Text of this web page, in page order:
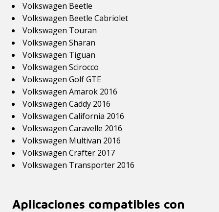
Volkswagen Beetle
Volkswagen Beetle Cabriolet
Volkswagen Touran
Volkswagen Sharan
Volkswagen Tiguan
Volkswagen Scirocco
Volkswagen Golf GTE
Volkswagen Amarok 2016
Volkswagen Caddy 2016
Volkswagen California 2016
Volkswagen Caravelle 2016
Volkswagen Multivan 2016
Volkswagen Crafter 2017
Volkswagen Transporter 2016
Aplicaciones compatibles con